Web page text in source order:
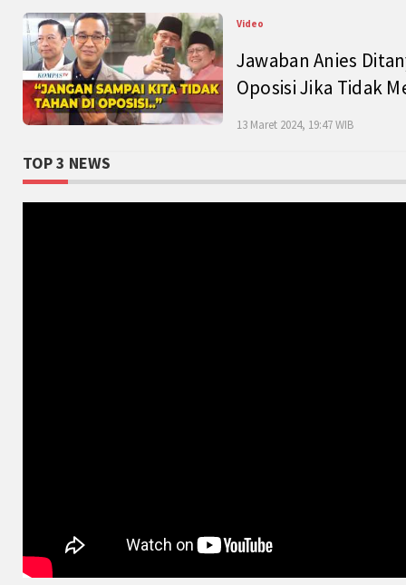
Video
Jawaban Anies
Oposisi Jika Tidak
13 Maret 2024, 19:47 WIB
TOP 3 NEWS